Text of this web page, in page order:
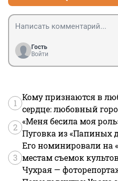
Гость
Войти
1
Кому признаются в
сердце: любовный
2
«Меня бесила моя
Пуговка из «Папиных
3
Его номинировали на
местам съемок
Чухрая —